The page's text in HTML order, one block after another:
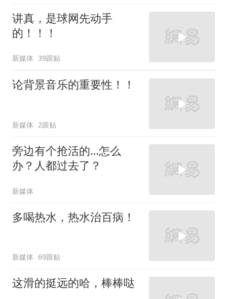
讲真，是球网先动手
的！！！
新媒体 39跟贴
论背景音乐的重要性！！
新媒体 2跟贴
旁边有个抢活的…怎么
办？人都过去了？
新媒体
多喝热水，热水治百病！
新媒体 69跟贴
这滑的挺远的哈，棒棒哒